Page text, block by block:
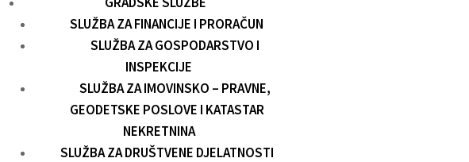
SLUŽBA ZA FINANCIJE I PRORAČUN
SLUŽBA ZA GOSPODARSTVO I
INSPEKCIJE
SLUŽBA ZA IMOVINSKO – PRAVNE,
GEODETSKE POSLOVE I KATASTAR
NEKRETNINA
SLUŽBA ZA DRUŠTVENE DJELATNOSTI